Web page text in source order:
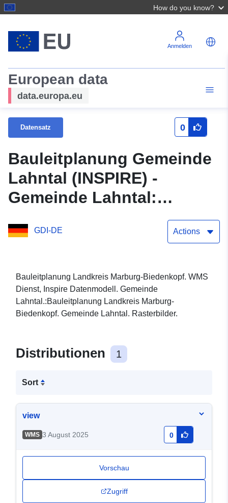
How do you know?
Anmelden
European data
data.europa.eu
Datensatz 0
Bauleitplanung Gemeinde
Lahntal (INSPIRE) -
Gemeinde Lahntal:
(Rasterbilder)
GDI-DE Actions
Bauleitplanung Landkreis Marburg-Biedenkopf. WMS
Dienst, Inspire Datenmodell. Gemeinde
Lahntal.:Bauleitplanung Landkreis Marburg-
Biedenkopf. Gemeinde Lahntal. Rasterbilder.
Distributionen 1
Sort
view
WMS 3 August 2025 0
Vorschau
Zugriff